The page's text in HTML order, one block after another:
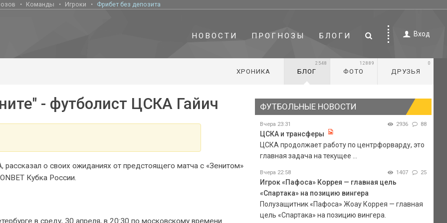
Команды Игроки Фрибет без депозита
НОВОСТИ ПРОГНОЗЫ БЛОГИ Вход
ХРОНИКА БЛОГ
2548
ФОТО
12889
ДРУЗЬЯ
0
- футболист ЦСКА Гайич
о своих ожиданиях от предстоящего матча с «Зенитом»
Кубка России.
в среду, 30 апреля, в 20:30 по московскому времени.
ФУТБОЛЬНЫЕ НОВОСТИ
Вчера 23:31 2936 88
ЦСКА и трансферы
ЦСКА продолжает работу по центрфорварду, это
главная задача на текущее ...
Вчера 22:58 1407 25
Игрок «Пафоса» Коррея — главная цель
«Спартака» на позицию вингера
Полузащитник «Пафоса» Жоау Коррея — главная
цель «Спартака» на позицию вингера.